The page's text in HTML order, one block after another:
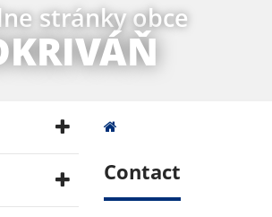
stránky obce
Contact